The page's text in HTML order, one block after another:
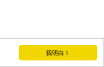
我明白！